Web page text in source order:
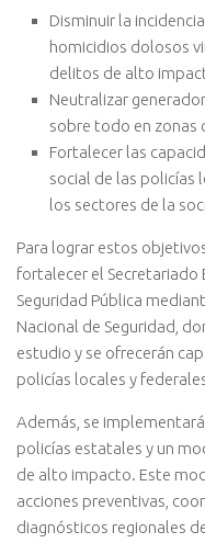
Disminuir la
homicidios dolosos
delitos de alto
Neutralizar
sobre todo en zonas
Fortalecer las
social de las policías
los sectores de la
Para lograr estos
fortalecer el Secretariado
Seguridad Pública
Nacional de Seguridad,
estudio y se ofrecerán
policías locales y
Además, se
policías estatales y un
de alto impacto. Este
acciones preventivas,
diagnósticos regionales